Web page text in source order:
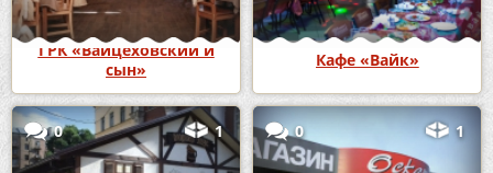
ГРК «Вайцеховский и
сын»
Кафе «Вайк»
0 1 0 1